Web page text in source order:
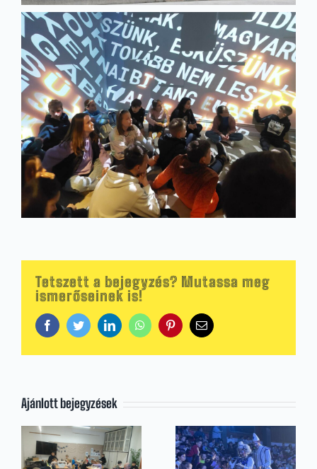
Tetszett a bejegyzés? Mutassa meg
ismerőseinek is!
FacebookTwitterLinkedInWhatsAppPinterestEmail:
Ajánlott bejegyzések